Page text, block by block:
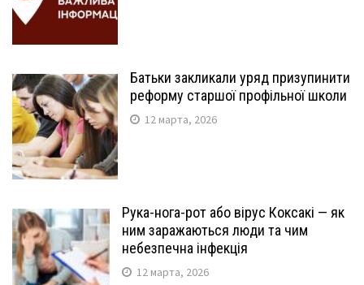
Батьки закликали уряд призупинити
реформу старшої профільної школи
12 марта, 2026
Рука-нога-рот або вірус Коксакі — як
ним заражаються люди та чим
небезпечна інфекція
12 марта, 2026